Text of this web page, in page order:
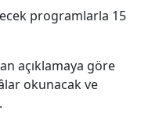
programlarla 15
açıklamaya göre
okunacak ve